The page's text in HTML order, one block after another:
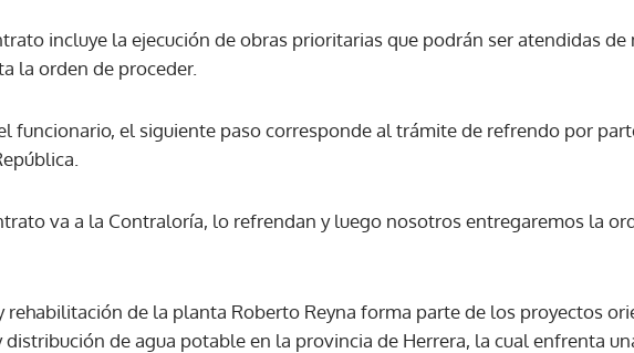
incluye la ejecución de obras prioritarias que podrán ser atendidas de
la orden de proceder.
funcionario, el siguiente paso corresponde al trámite de refrendo por
va a la Contraloría, lo refrendan y luego nosotros entregaremos la
rehabilitación de la planta Roberto Reyna forma parte de los proyectos
distribución de agua potable en la provincia de Herrera, la cual enfrenta